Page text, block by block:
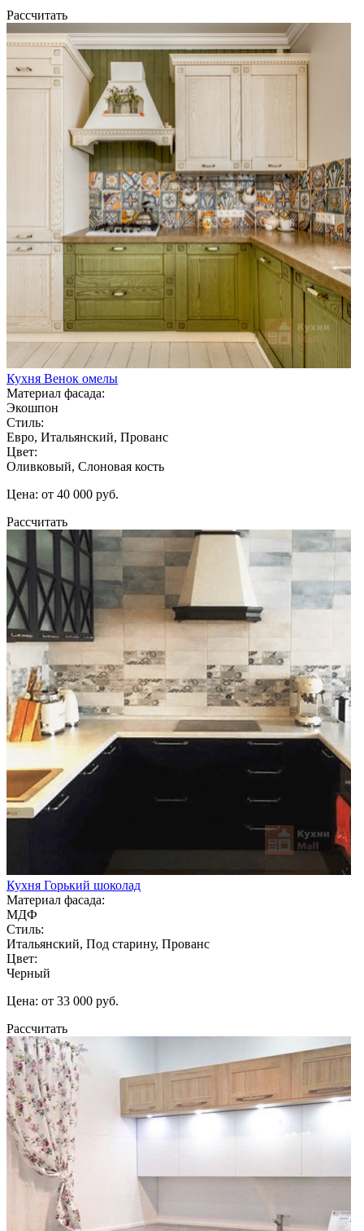
Рассчитать
Кухня Венок омелы
Материал фасада:
Экошпон
Стиль:
Евро, Итальянский, Прованс
Цвет:
Оливковый, Слоновая кость
Цена: от 40 000 руб.
Рассчитать
Кухня Горький шоколад
Материал фасада:
МДФ
Стиль:
Итальянский, Под старину, Прованс
Цвет:
Черный
Цена: от 33 000 руб.
Рассчитать